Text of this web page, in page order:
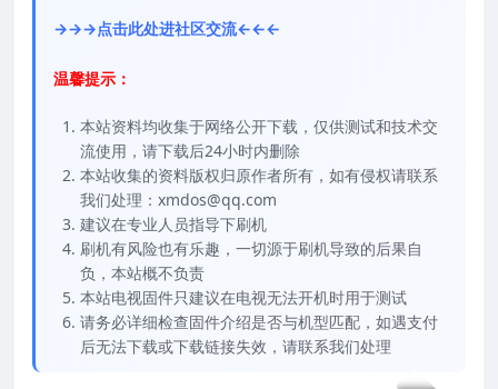
→→→点击此处进社区交流←←←
温馨提示：
本站资料均收集于网络公开下载，仅供测试和技术交
流使用，请下载后24小时内删除
本站收集的资料版权归原作者所有，如有侵权请联系
我们处理：xmdos@qq.com
建议在专业人员指导下刷机
刷机有风险也有乐趣，一切源于刷机导致的后果自
负，本站概不负责
本站电视固件只建议在电视无法开机时用于测试
请务必详细检查固件介绍是否与机型匹配，如遇支付
后无法下载或下载链接失效，请联系我们处理